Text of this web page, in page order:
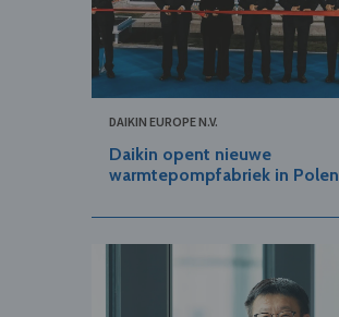
DAIKIN EUROPE N.V.
Daikin opent nieuwe
warmtepompfabriek in Polen